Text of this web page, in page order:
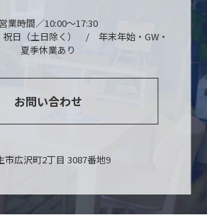
営業時間／10:00～17:30
祝日（土日除く） / 年末年始・GW・
夏季休業あり
お問い合わせ
市広沢町2丁目 3087番地9